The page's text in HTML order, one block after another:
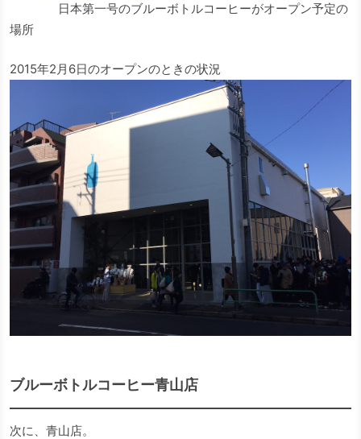
日本第一号のブルーボトルコーヒーがオープン予定の
場所
2015年2月6日のオープンのときの状況
ブルーボトルコーヒー青山店
次に、青山店。